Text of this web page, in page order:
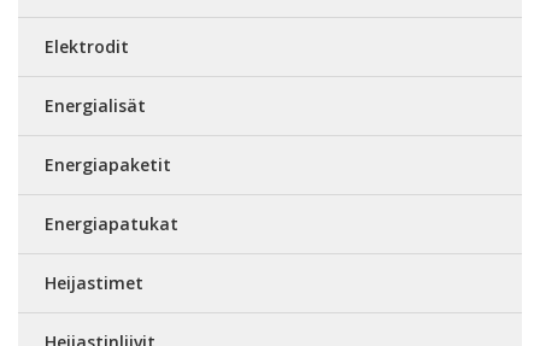
Elektrodit
Energialisät
Energiapaketit
Energiapatukat
Heijastimet